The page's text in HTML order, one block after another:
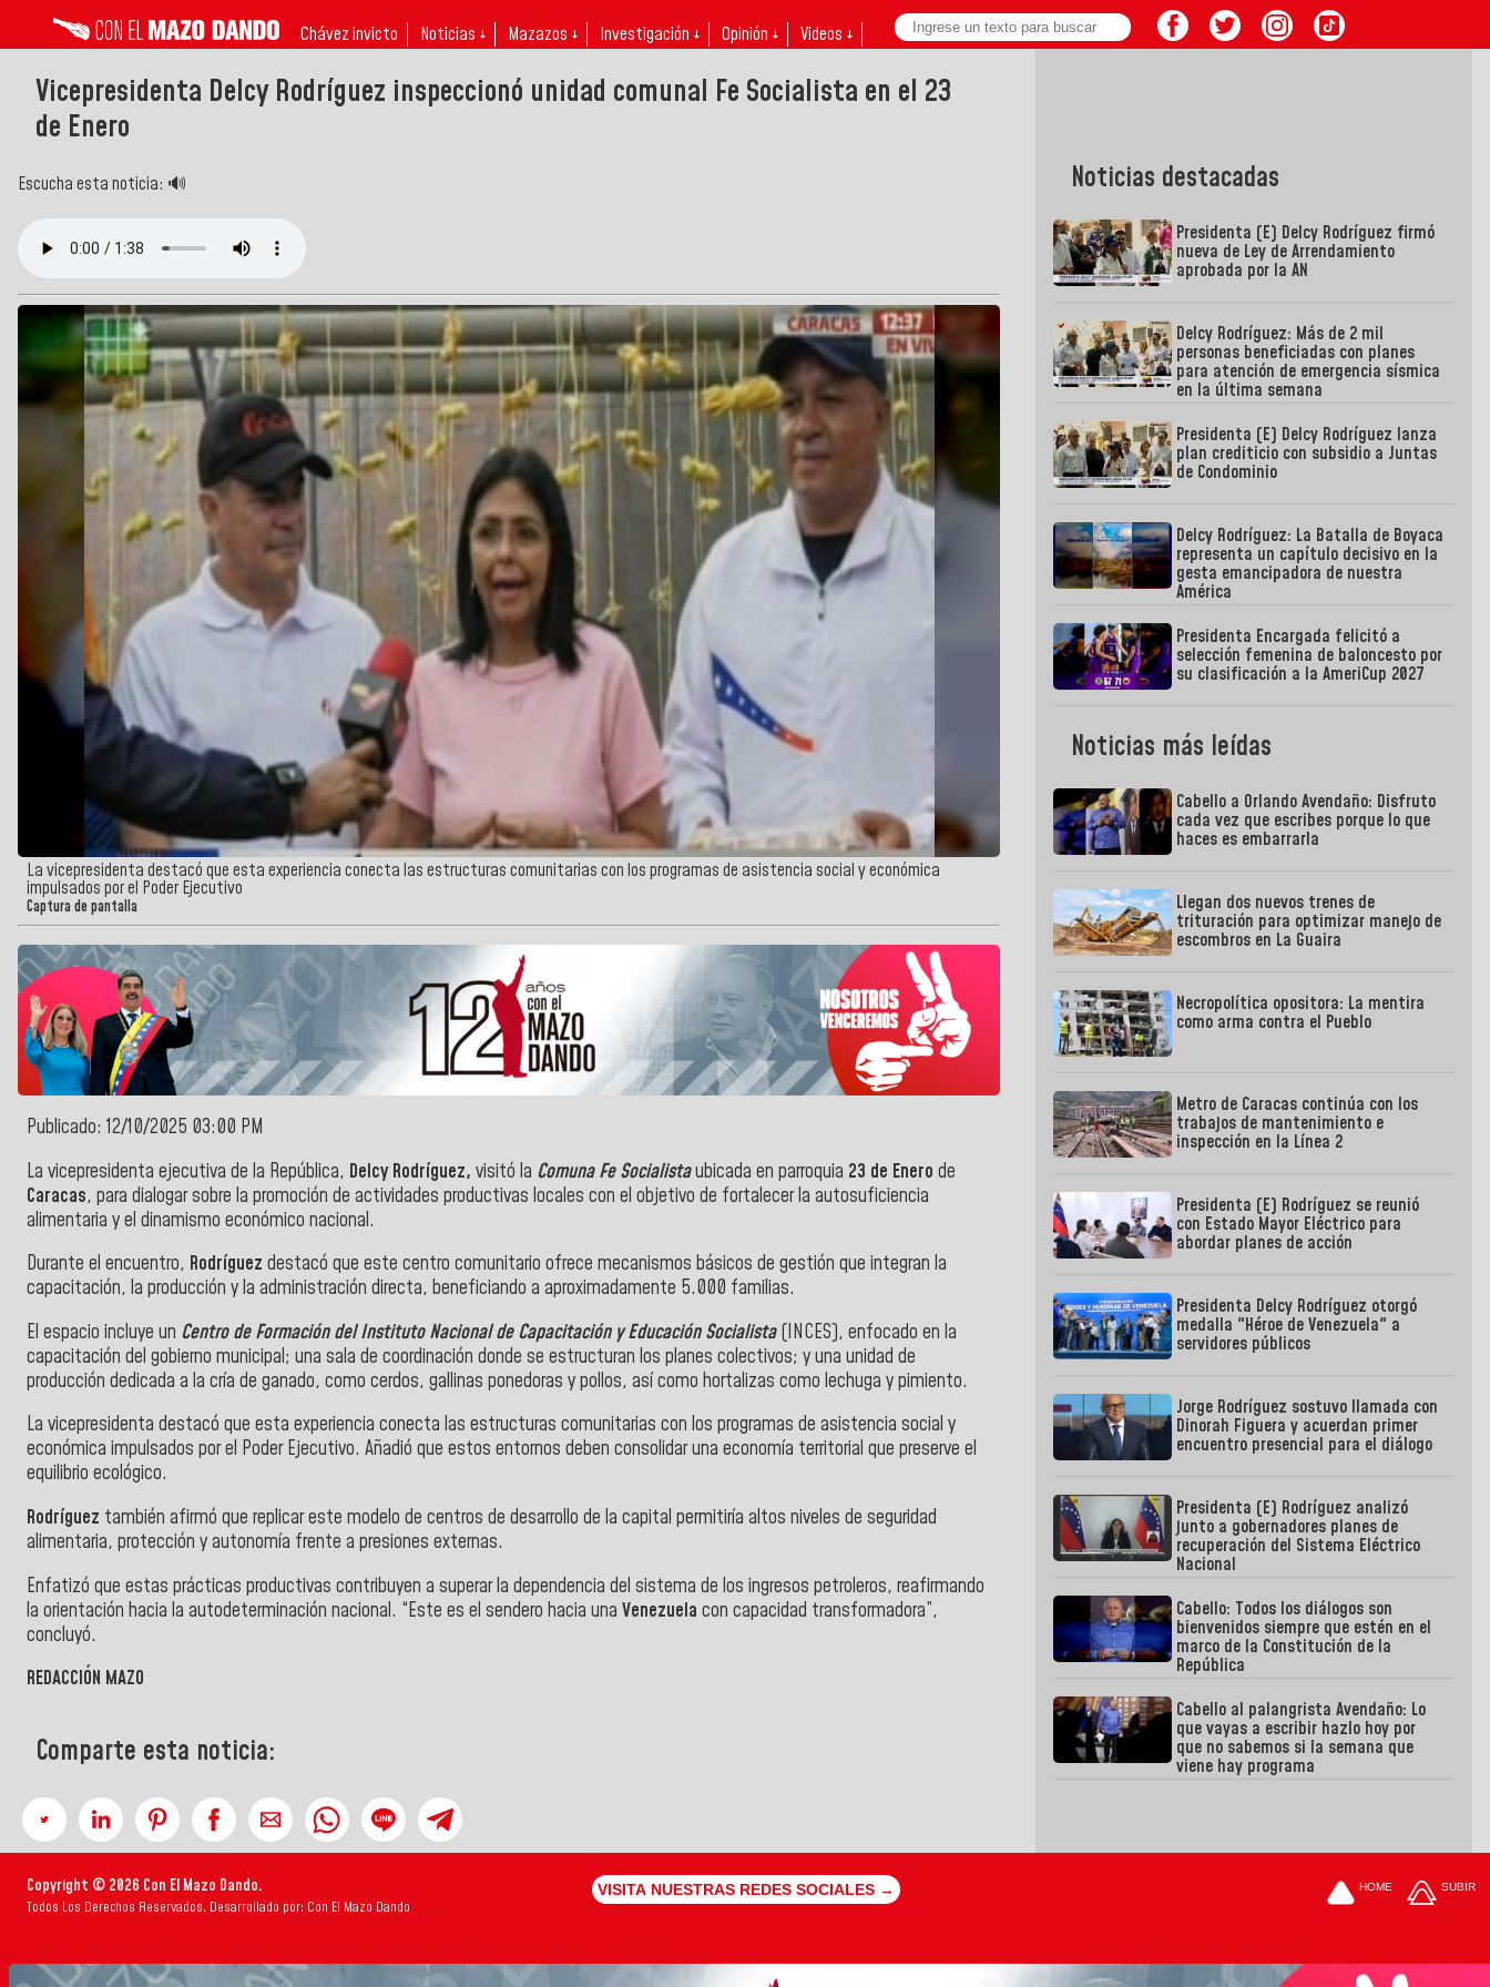
Chávez invicto Noticias ↓ Mazazos ↓ Investigación ↓ Opinión ↓ Videos ↓
Vicepresidenta Delcy Rodríguez inspeccionó unidad comunal Fe Socialista en el 23
de Enero
Escucha esta noticia: 🔊
La vicepresidenta destacó que esta experiencia conecta las estructuras comunitarias con los programas de asistencia social y económica
impulsados por el Poder Ejecutivo
Captura de pantalla
Publicado: 12/10/2025 03:00 PM
La vicepresidenta ejecutiva de la República, Delcy Rodríguez, visitó la Comuna Fe Socialistaubicada en parroquia 23 de Enero de
Caracas, para dialogar sobre la promoción de actividades productivas locales con el objetivo de fortalecer la autosuficiencia
alimentaria y el dinamismo económico nacional.
Durante el encuentro, Rodríguez destacó que este centro comunitario ofrece mecanismos básicos de gestión que integran la
capacitación, la producción y la administración directa, beneficiando a aproximadamente 5.000 familias.
El espacio incluye un Centro de Formación del Instituto Nacional de Capacitación y Educación Socialista(INCES), enfocado en la
capacitación del gobierno municipal; una sala de coordinación donde se estructuran los planes colectivos; y una unidad de
producción dedicada a la cría de ganado, como cerdos, gallinas ponedoras y pollos, así como hortalizas como lechuga y pimiento.
La vicepresidenta destacó que esta experiencia conecta las estructuras comunitarias con los programas de asistencia social y
económica impulsados por el Poder Ejecutivo. Añadió que estos entornos deben consolidar una economía territorial que preserve el
equilibrio ecológico.
Rodríguez también afirmó que replicar este modelo de centros de desarrollo de la capital permitiría altos niveles de seguridad
alimentaria, protección y autonomía frente a presiones externas.
Enfatizó que estas prácticas productivas contribuyen a superar la dependencia del sistema de los ingresos petroleros, reafirmando
la orientación hacia la autodeterminación nacional. “Este es el sendero hacia una Venezuela con capacidad transformadora”,
concluyó.
REDACCIÓN MAZO
Comparte esta noticia:
Noticias destacadas
Presidenta (E) Delcy Rodríguez firmó
nueva de Ley de Arrendamiento
aprobada por la AN
Delcy Rodríguez: Más de 2 mil
personas beneficiadas con planes
para atención de emergencia sísmica
en la última semana
Presidenta (E) Delcy Rodríguez lanza
plan crediticio con subsidio a Juntas
de Condominio
Delcy Rodríguez: La Batalla de Boyaca
representa un capítulo decisivo en la
gesta emancipadora de nuestra
América
Presidenta Encargada felicitó a
selección femenina de baloncesto por
su clasificación a la AmeriCup 2027
Noticias más leídas
Cabello a Orlando Avendaño: Disfruto
cada vez que escribes porque lo que
haces es embarrarla
Llegan dos nuevos trenes de
trituración para optimizar manejo de
escombros en La Guaira
Necropolítica opositora: La mentira
como arma contra el Pueblo
Metro de Caracas continúa con los
trabajos de mantenimiento e
inspección en la Línea 2
Presidenta (E) Rodríguez se reunió
con Estado Mayor Eléctrico para
abordar planes de acción
Presidenta Delcy Rodríguez otorgó
medalla "Héroe de Venezuela" a
servidores públicos
Jorge Rodríguez sostuvo llamada con
Dinorah Figuera y acuerdan primer
encuentro presencial para el diálogo
Presidenta (E) Rodríguez analizó
junto a gobernadores planes de
recuperación del Sistema Eléctrico
Nacional
Cabello: Todos los diálogos son
bienvenidos siempre que estén en el
marco de la Constitución de la
República
Cabello al palangrista Avendaño: Lo
que vayas a escribir hazlo hoy por
que no sabemos si la semana que
viene hay programa
Copyright © 2026 Con El Mazo Dando.
Todos Los Derechos Reservados. Desarrollado por: Con El Mazo Dando
VISITA NUESTRAS REDES SOCIALES → HOME SUBIR